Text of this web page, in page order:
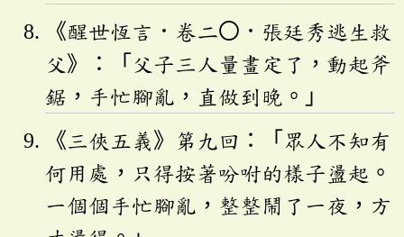
《醒世恆言．卷二〇．張廷秀逃生救
父》：「父子三人量畫定了，動起斧
鋸，手忙腳亂，直做到晚。」
《三俠五義》第九回：「眾人不知有
何用處，只得按著吩咐的樣子盪起。
一個個手忙腳亂，整整鬧了一夜，方